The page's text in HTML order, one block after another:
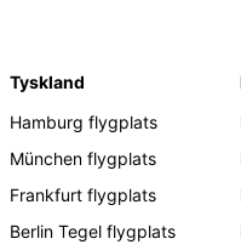
Tyskland
Hamburg flygplats
München flygplats
Frankfurt flygplats
Berlin Tegel flygplats